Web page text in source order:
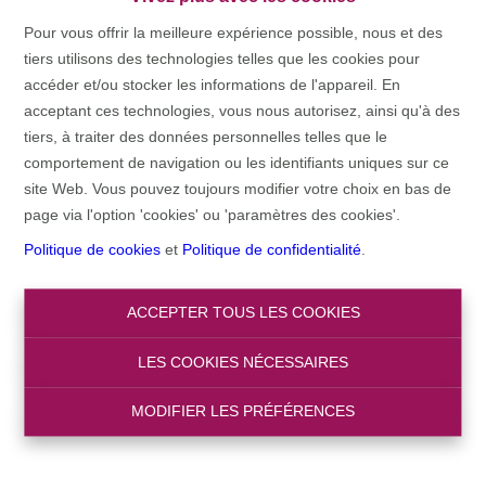
Pour vous offrir la meilleure expérience possible, nous et des
tiers utilisons des technologies telles que les cookies pour
accéder et/ou stocker les informations de l'appareil. En
acceptant ces technologies, vous nous autorisez, ainsi qu'à des
tiers, à traiter des données personnelles telles que le
comportement de navigation ou les identifiants uniques sur ce
site Web. Vous pouvez toujours modifier votre choix en bas de
page via l'option 'cookies' ou 'paramètres des cookies'.
Politique de cookies et Politique de confidentialité.
ACCEPTER TOUS LES COOKIES
LES COOKIES NÉCESSAIRES
MODIFIER LES PRÉFÉRENCES